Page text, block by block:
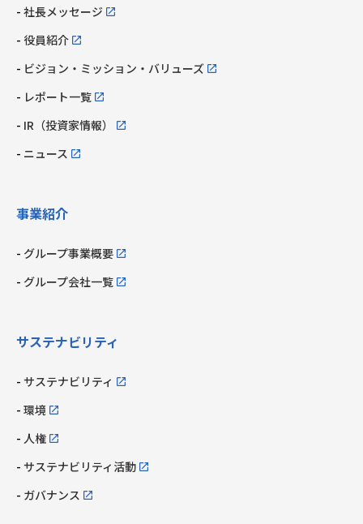
社長メッセージ
役員紹介
ビジョン・ミッション・ バリューズ
レポート一覧
IR（投資家情報）
ニュース
事業紹介
グループ事業概要
グループ会社一覧
サステナビリティ
サステナビリティ
環境
人権
サステナビリティ活動
ガバナンス